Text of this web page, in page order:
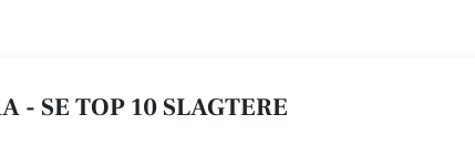
- SE TOP 10 SLAGTERE